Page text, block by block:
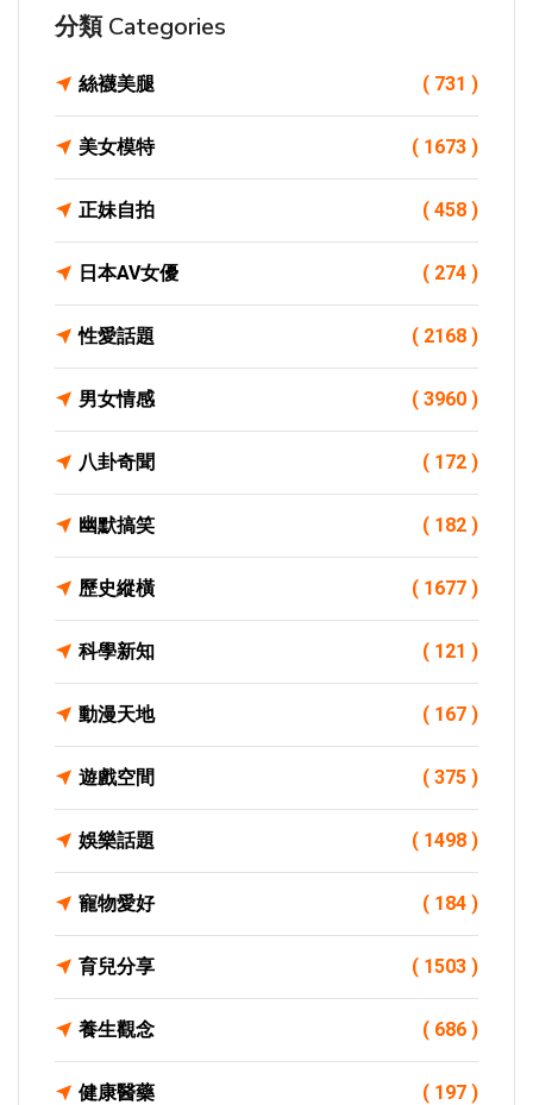
分類 Categories
絲襪美腿 ( 731 )
美女模特 ( 1673 )
正妹自拍 ( 458 )
日本AV女優 ( 274 )
性愛話題 ( 2168 )
男女情感 ( 3960 )
八卦奇聞 ( 172 )
幽默搞笑 ( 182 )
歷史縱橫 ( 1677 )
科學新知 ( 121 )
動漫天地 ( 167 )
遊戲空間 ( 375 )
娛樂話題 ( 1498 )
寵物愛好 ( 184 )
育兒分享 ( 1503 )
養生觀念 ( 686 )
健康醫藥 ( 197 )